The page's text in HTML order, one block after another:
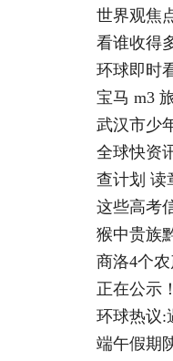
看谁收得
环球即时
宝马 m3
武汉市少
全球快资
查计划 读
这些高考
猴中贵族
商洛4个
正在公示
环球热议:
端午假期